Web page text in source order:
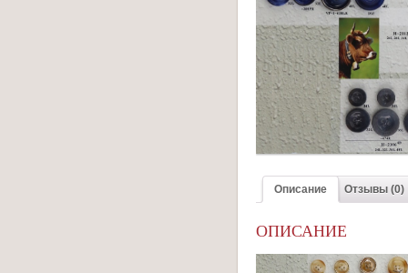
Описание Отзывы (0)
ОПИСАНИЕ